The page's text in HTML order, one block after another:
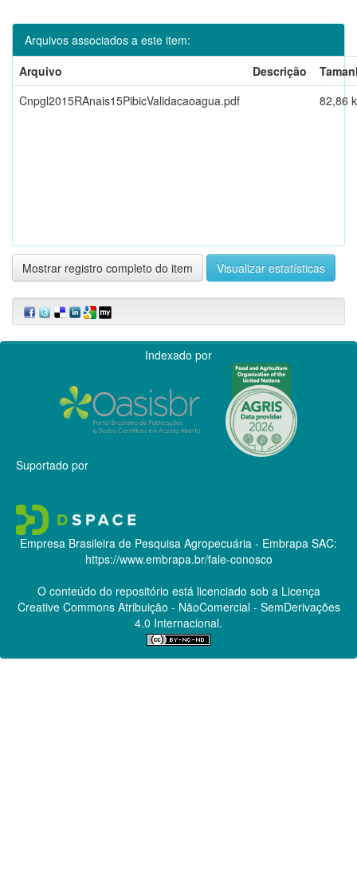
Arquivos associados a este item:
Arquivo
Descrição
Cnpgl2015RAnais15PibicValidacaoagua.pdf
82,86
Mostrar registro completo do item Visualizar estatísticas
Indexado por
Suportado por
Empresa Brasileira de Pesquisa Agropecuária - Embrapa SAC:
https://www.embrapa.br/fale-conosco
O conteúdo do repositório está licenciado sob a Licença
Creative CommonsAtribuição - NãoComercial - SemDerivações
4.0 Internacional.